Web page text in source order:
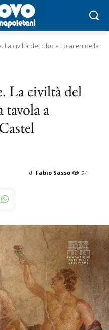
La civiltà del cibo e i piaceri della
La civiltà del
tavola a
24
di Fabio Sasso